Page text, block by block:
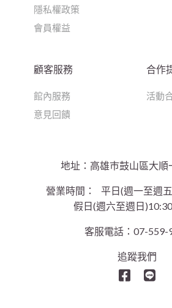
地址：高雄巿鼓山區大順
營業時間：
平日(週一至週
假日(週六至週日
客服電話：07-559-
追蹤我們
隱私權政策
會員權益
顧客服務
館內服務
意見回饋
合作
活動